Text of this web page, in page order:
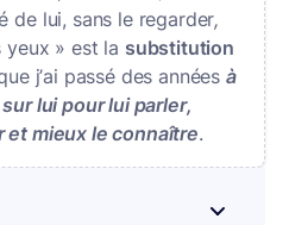
de lui, sans le regarder,
yeux » est la substitution
j’ai passé des années à
lui pour lui parler,
et mieux le connaître.